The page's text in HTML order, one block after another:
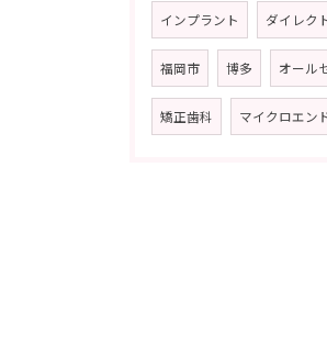
インプラント ダイレク
福岡市 博多 オール
矯正歯科 マイクロエン